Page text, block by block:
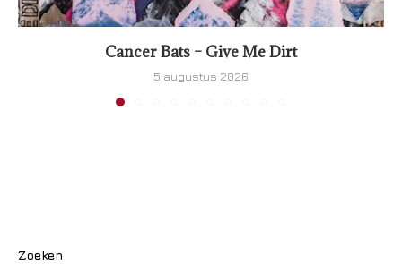
Cancer Bats – Give Me Dirt
5 augustus 2026
Zoeken